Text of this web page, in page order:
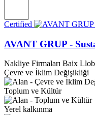
Certified
AVANT GRUP -
Nakliye Firmaları Baix
Çevre ve İklim Değişikliği
Toplum ve Kültür
Yerel kalkınma